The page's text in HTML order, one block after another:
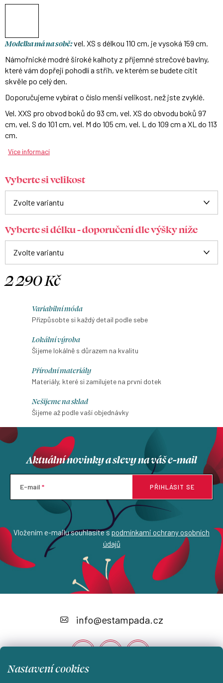
Nastavení cookies
Modelka má na sobě:vel. XS s délkou 110 cm, je vysoká 159 cm.
Námořnické modré široké kalhoty z příjemné strečové bavlny,
které vám dopřejí pohodlí a střih, ve kterém se budete cítit
skvěle po celý den.
Doporučujeme vybírat o číslo menší velikost, než jste zvyklé.
Vel. XXS pro obvod boků do 93 cm, vel. XS do obvodu boků 97
cm, vel. S do 101 cm, vel. M do 105 cm, vel. L do 109 cm a XL do 113
cm.
Více informací
Vyberte si velikost
Vyberte si délku - doporučení dle výšky níže
2 290 Kč
Variabilní móda
Přizpůsobte si každý detail podle sebe
Lokální výroba
Šijeme lokálně s důrazem na kvalitu
Přírodní materiály
Materiály, které si zamilujete na první dotek
Nešijeme na sklad
Šijeme až podle vaší objednávky
Aktuální novinky a slevy na váš e-mail
E-mail
Vložením e-mailu souhlasíte s podmínkami ochrany osobních
údajů
PŘIHLÁSIT SE
a
info@estampada.cz